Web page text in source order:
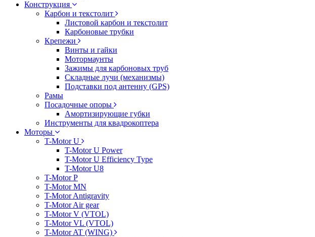
Конструкция
Карбон и текстолит
Листовой карбон и текстолит
Карбоновые трубки
Крепежи
Винты и гайки
Мотормаунты
Зажимы для карбоновых труб
Складные лучи (механизмы)
Подставки под антенну (GPS)
Рамы
Посадочные опоры
Амортизирующие губки
Инструменты для квадрокоптера
Моторы
T-Motor U
T-Motor U Power
T-Motor U Efficiency Type
T-Motor U8
T-Motor P
T-Motor MN
T-Motor Antigravity
T-Motor Air gear
T-Motor V (VTOL)
T-Motor VL (VTOL)
T-Motor AT (WING)